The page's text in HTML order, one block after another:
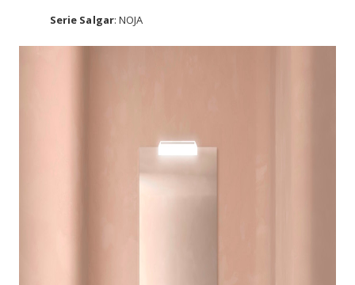
Serie Salgar: NOJA